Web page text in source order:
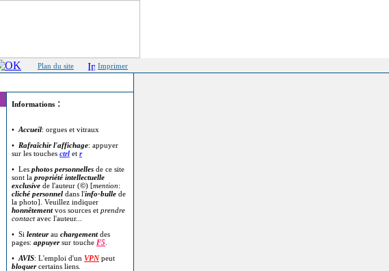
Plan du site Imprimer
Informations :
• Accueil: orgues et vitraux
• Rafraîchir l'affichage: appuyer
sur les touches ctrl et r
• Les photos personnelles de ce site
sont la propriété intellectuelle
exclusive de l'auteur (©) [mention:
cliché personnel dans l'info-bulle de
la photo]. Veuillez indiquer
honnêtementvos sources et prendre
contactavec l'auteur...
• Si lenteurau chargementdes
pages: appuyersur touche F5
• AVIS: L'emploi d'un VPNpeut
bloquercertains liens.